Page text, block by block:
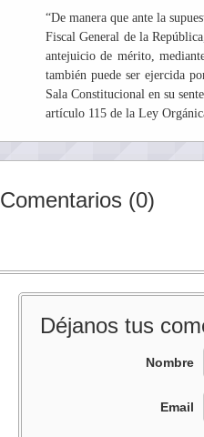
“De manera que ante la
Fiscal General de la
antejuicio de mérito,
también puede ser ejercida
Sala Constitucional en su
artículo 115 de la Ley
Comentarios (0)
Déjanos tus
Nombre
Email